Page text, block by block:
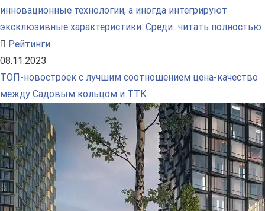
инновационные технологии, а иногда интегрируют
эксклюзивные характеристики. Среди...читать полностью
Рейтинги
08.11.2023
ТОП-новостроек с лучшим соотношением цена-качество
между Садовым кольцом и ТТК